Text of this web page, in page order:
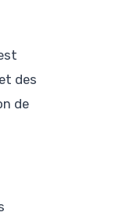
des
de